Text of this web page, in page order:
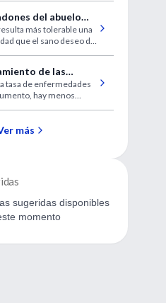
del abuelo
más tolerable una
que el sano deseo de
de las
renales
mejorando
tasa de enfermedades
hay menos
más
sugeridas disponibles
momento